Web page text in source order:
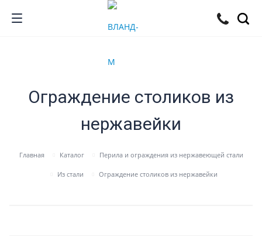
Ограждение столиков из
нержавейки
Главная Каталог Перила и ограждения из нержавеющей стали
Из стали Ограждение столиков из нержавейки